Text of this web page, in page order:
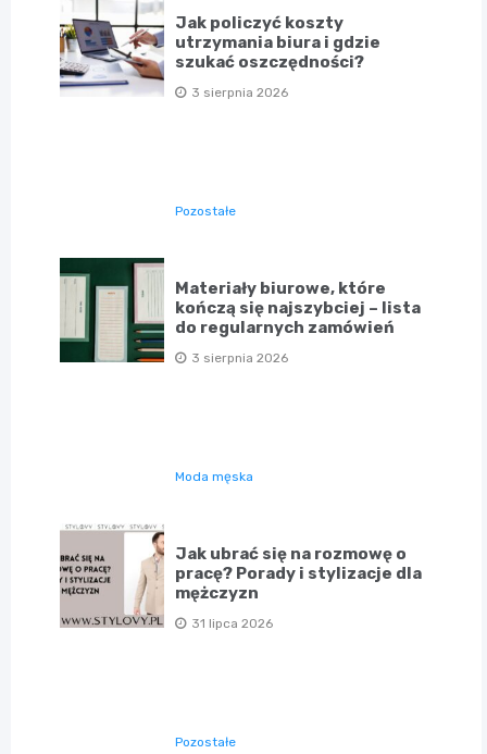
Jak policzyć koszty
utrzymania biura i gdzie
szukać oszczędności?
3 sierpnia 2026
Pozostałe
Materiały biurowe, które
kończą się najszybciej – lista
do regularnych zamówień
3 sierpnia 2026
Moda męska
Jak ubrać się na rozmowę o
pracę? Porady i stylizacje dla
mężczyzn
31 lipca 2026
Pozostałe